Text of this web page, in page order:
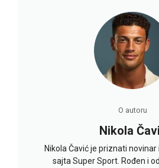
O autoru
Nikola
Nikola Čavić je priznati
sajta Super Sport. Rođen i